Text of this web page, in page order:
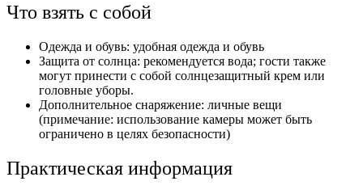
Что взять с собой
Одежда и обувь: удобная одежда и обувь
Защита от солнца: рекомендуется вода; гости также
могут принести с собой солнцезащитный крем или
головные уборы.
Дополнительное снаряжение: личные вещи
(примечание: использование камеры может быть
ограничено в целях безопасности)
Практическая информация